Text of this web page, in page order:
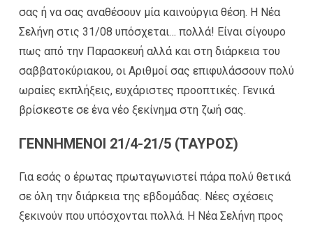
σας ή να σας αναθέσουν μία καινούργια θέση. Η Νέα
Σελήνη στις 31/08 υπόσχεται… πολλά! Είναι σίγουρο
πως από την Παρασκευή αλλά και στη διάρκεια του
σαββατοκύριακου, οι Αριθμοί σας επιφυλάσσουν πολύ
ωραίες εκπλήξεις, ευχάριστες προοπτικές. Γενικά
βρίσκεστε σε ένα νέο ξεκίνημα στη ζωή σας.
ΓΕΝΝΗΜΕΝΟΙ 21/4-21/5 (ΤΑΥΡΟΣ)
Για εσάς ο έρωτας πρωταγωνιστεί πάρα πολύ θετικά
σε όλη την διάρκεια της εβδομάδας. Νέες σχέσεις
ξεκινούν που υπόσχονται πολλά. Η Νέα Σελήνη προς